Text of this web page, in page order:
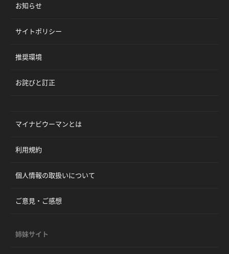
お知らせ
サイトポリシー
推奨環境
お詫びと訂正
マイナビウーマンとは
利用規約
個人情報の取扱いについて
ご意見・ご感想
姉妹サイト